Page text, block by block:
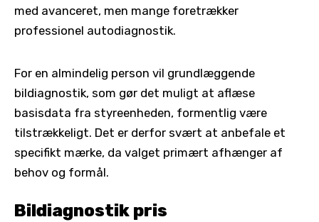
med avanceret, men mange foretrækker
professionel autodiagnostik.
For en almindelig person vil grundlæggende
bildiagnostik, som gør det muligt at aflæse
basisdata fra styreenheden, formentlig være
tilstrækkeligt. Det er derfor svært at anbefale et
specifikt mærke, da valget primært afhænger af
behov og formål.
Bildiagnostik pris